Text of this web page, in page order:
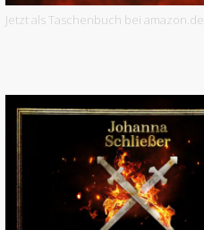
Jetzt als Taschenbuch bei amazon.de